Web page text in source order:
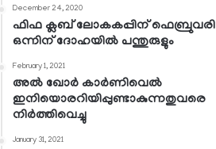
December 24, 2020
ഫിഫ ക്ലബ് ലോകകപ്പിന് ഫെബ്രുവരി
ഒന്നിന് ദോഹയില്‍ പന്തുരുളും
February 1, 2021
അല്‍ ഖോര്‍ കാര്‍ണിവെല്‍
ഇനിയൊരറിയിപ്പുണ്ടാകുന്നതുവരെ
നിര്‍ത്തിവെച്ചു
January 31, 2021